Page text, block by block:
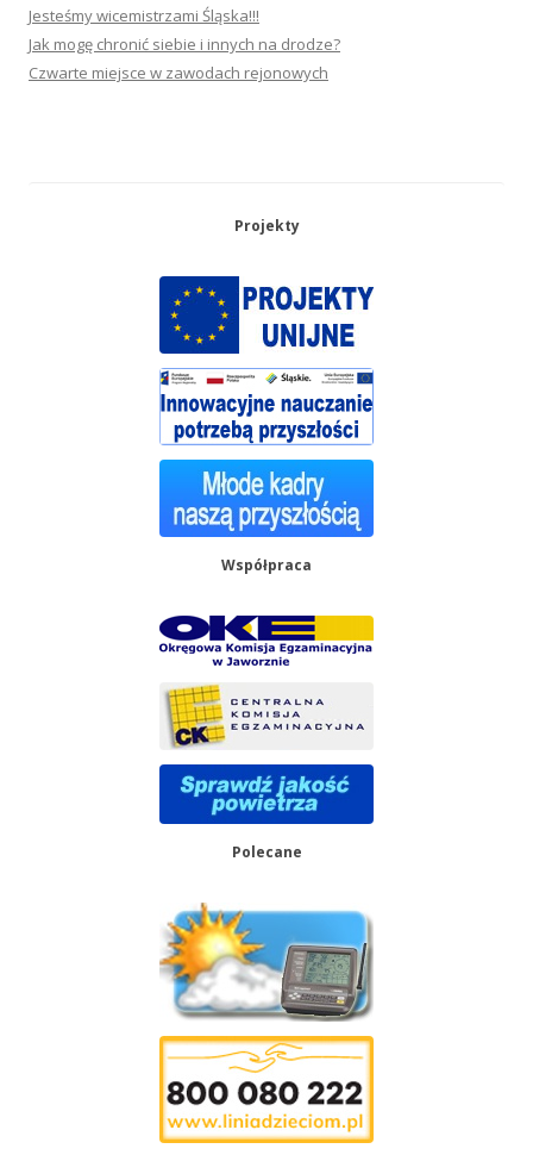
Jesteśmy wicemistrzami Śląska!!!
Jak mogę chronić siebie i innych na drodze?
Czwarte miejsce w zawodach rejonowych
Projekty
Współpraca
Polecane